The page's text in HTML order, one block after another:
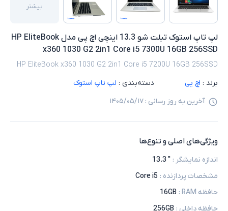
بیشتر
لپ تاپ استوک تبلت شو 13.3 اینچی اچ پی مدل HP EliteBook
x360 1030 G2 2in1 Core i5 7300U 16GB 256SSD
HP EliteBook x360 1030 G2 2in1 Core i5 7200U 16GB 256SSD
برند : اچ پی دسته‌بندی : لپ تاپ استوک
آخرین به روز رسانی : ۱۴۰۵/۰۵/۱۷
ویژگی‌های اصلی و تنوع‌ها
اندازه نمایشگر :
" 13.3
مشخصات پردازنده :
Core i5
حافظه RAM
:
16GB
حافظه داخلی :
256GB